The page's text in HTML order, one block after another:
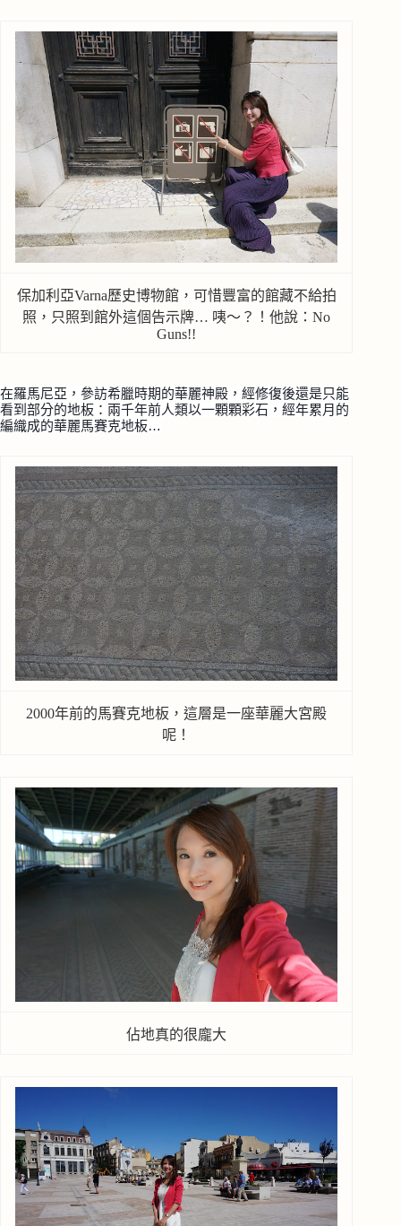
保加利亞Varna歷史博物館，可惜豐富的館藏不給拍
照，只照到館外這個告示牌… 咦～？！他說：No
Guns!!
在羅馬尼亞，參訪希臘時期的華麗神殿，經修復後還是只能
看到部分的地板：兩千年前人類以一顆顆彩石，經年累月的
編織成的華麗馬賽克地板…
2000年前的馬賽克地板，這層是一座華麗大宮殿
呢！
佔地真的很龐大